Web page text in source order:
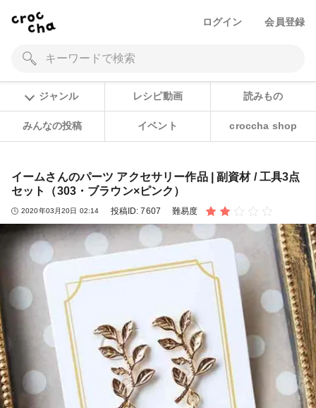
ログイン 会員登録
ジャンル レシピ動画 読みもの
みんなの投稿 イベント croccha shop
イームさんのパーツ アクセサリー作品 | 副資材 / 工具3点
セット（303・ブラウン×ピンク）
2020年03月20日 02:14 投稿ID:7607 難易度